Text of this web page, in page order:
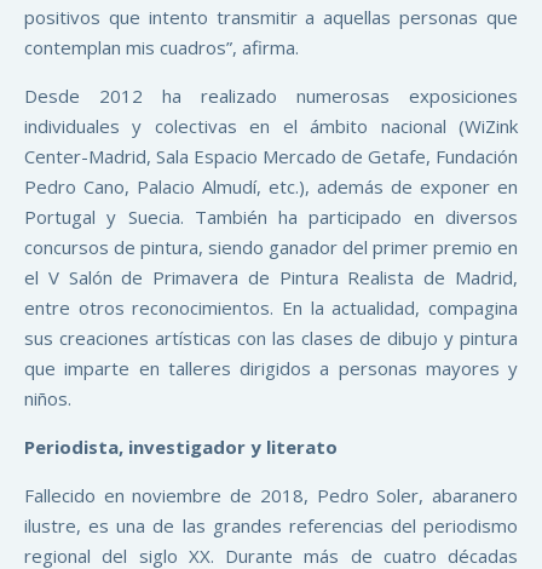
positivos que intento transmitir a aquellas personas que
contemplan mis cuadros”, afirma.
Desde 2012 ha realizado numerosas exposiciones
individuales y colectivas en el ámbito nacional (WiZink
Center-Madrid, Sala Espacio Mercado de Getafe, Fundación
Pedro Cano, Palacio Almudí, etc.), además de exponer en
Portugal y Suecia. También ha participado en diversos
concursos de pintura, siendo ganador del primer premio en
el V Salón de Primavera de Pintura Realista de Madrid,
entre otros reconocimientos. En la actualidad, compagina
sus creaciones artísticas con las clases de dibujo y pintura
que imparte en talleres dirigidos a personas mayores y
niños.
Periodista, investigador y literato
Fallecido en noviembre de 2018, Pedro Soler, abaranero
ilustre, es una de las grandes referencias del periodismo
regional del siglo XX. Durante más de cuatro décadas